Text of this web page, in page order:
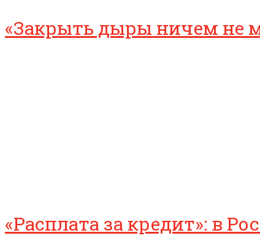
«Закрыть дыры ничем не
«Расплата за кредит»: в